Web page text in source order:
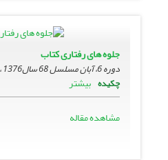
جلوه هاى رفتارى کتاب
دوره 6، آبان مسلسل 68 سال1376 ، آبان 1376
چکیده بیشتر
مشاهده مقاله